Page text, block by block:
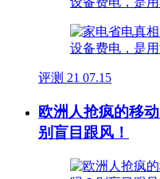
评测 21 07.15
欧洲人抢疯的移
别盲目跟风！